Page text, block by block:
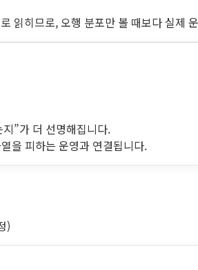
읽히므로, 오행 분포만 볼 때보다 실제
”가 더 선명해집니다.
을 피하는 운영과 연결됩니다.
)